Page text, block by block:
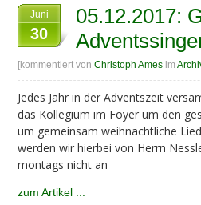
Juni
30
05.12.2017:
[kommentiert vonChristoph Ames im
Jedes Jahr in der Adventszeit
das Kollegium im Foyer um den
um gemeinsam weihnachtliche
werden wir hierbei von Herrn
montags nicht an
zum Artikel ...